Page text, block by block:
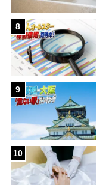
8
9
10